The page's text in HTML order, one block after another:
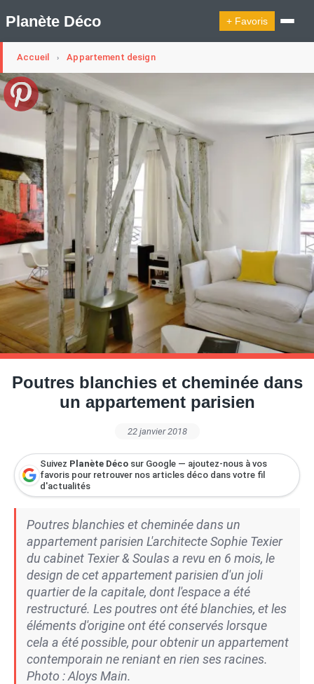
Planète Déco + Favoris
🛍︎ Shop Planète Déco
Appartement Design Cabanes
Decoration Noël
Design Suédois En Quelques Photos
Idées Déco En 10 Photos
La Semaine Décoration Et Design
Maison En Ville
Méli-Mélo Suédois
Tendance
Interieurs Scandinaves
La Décoration Selon Votre Signe Astrologique
Les Trouvailles Déco Du Jour
Loft
Maison Appartement Écologique
Maison Container/container House
Maison D'hôtes
Maison Et Appartement Vintage
On Décode La Déco
Petite Surface
Piscine Question De Style
Renovation
Revue De Week End
Tiny House
Accueil › Appartement design
Poutres blanchies et cheminée dans
un appartement parisien
22 janvier 2018
Suivez Planète Déco sur Google — ajoutez-nous à vos
favoris pour retrouver nos articles déco dans votre fil
d'actualités
Poutres blanchies et cheminée dans un
appartement parisien L'architecte Sophie Texier
du cabinet Texier & Soulas a revu en 6 mois, le
design de cet appartement parisien d'un joli
quartier de la capitale, dont l'espace a été
restructuré. Les poutres ont été blanchies, et les
éléments d'origine ont été conservés lorsque
cela a été possible, pour obtenir un appartement
contemporain ne reniant en rien ses racines.
Photo : Aloys Main.